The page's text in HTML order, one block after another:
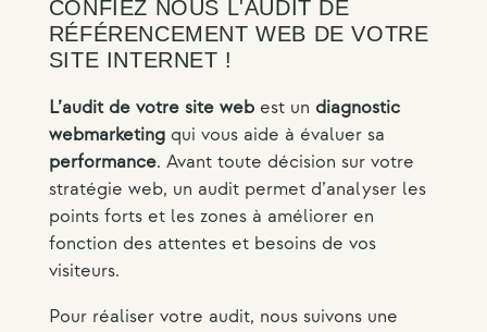
CONFIEZ NOUS L'AUDIT DE
RÉFÉRENCEMENT WEB DE VOTRE
SITE INTERNET !
L’audit de votre site webest un diagnostic
webmarketingqui vous aide à évaluer sa
performance. Avant toute décision sur votre
stratégie web, un audit permet d’analyser les
points forts et les zones à améliorer en
fonction des attentes et besoins de vos
visiteurs.
Pour réaliser votre audit, nous suivons une